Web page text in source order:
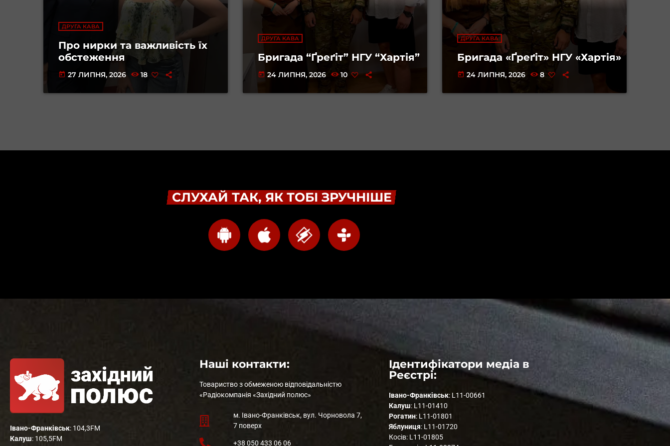
ДРУГА КАВА
Про нирки та важливість їх
обстеження
today 27 ЛИПНЯ, 2026 18
ДРУГА КАВА
Бригада “Ґреґіт” НГУ “Хартія”
today 24 ЛИПНЯ, 2026 10
ДРУГА КАВА
Бригада «Ґреґіт» НГУ «Хартія»
today 24 ЛИПНЯ, 2026 8
СЛУХАЙ ТАК, ЯК ТОБІ ЗРУЧНІШЕ
Івано-Франківськ: 104,3FM
Калуш: 105,5FM
Наші контакти:
Товариство з обмеженою відповідальністю
«Радіокомпанія «Західний полюс»
м. Івано-Франківськ, вул. Чорновола 7,
7 поверх
+38 050 433 06 06
Ідентифікатори медіа в
Реєстрі:
Івано-Франківськ: L11-00661
Калуш: L11-01410
Рогатин: L11-01801
Яблуниця: L11-01720
Косів: L11-01805